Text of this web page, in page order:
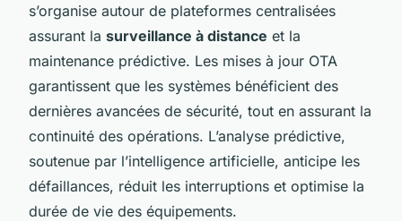
s’organise autour de plateformes centralisées
assurant la surveillance à distance et la
maintenance prédictive. Les mises à jour OTA
garantissent que les systèmes bénéficient des
dernières avancées de sécurité, tout en assurant la
continuité des opérations. L’analyse prédictive,
soutenue par l’intelligence artificielle, anticipe les
défaillances, réduit les interruptions et optimise la
durée de vie des équipements.